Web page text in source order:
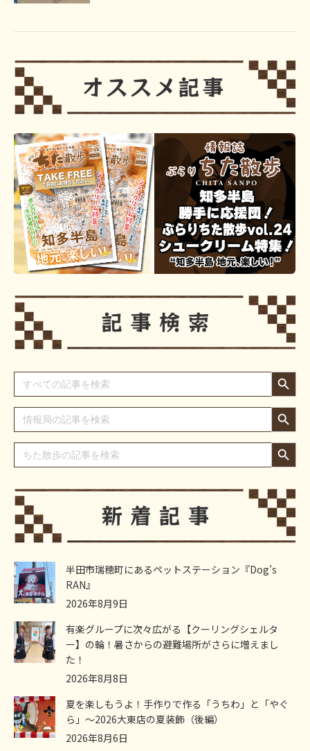
Search
for:
Search Button
Search
for:
Search Button
Search
for:
Search Button
半田市瑞穂町にあるペットステーション『Dog’s
RAN』
2026年8月9日
有楽グループに次々広がる【クーリングシェルタ
ー】の輪！暑さからの避難場所がさらに増えまし
た！
2026年8月8日
夏を楽しもうよ！手作りで作る「うちわ」と「やぐ
ら」～2026大東店の夏装飾（後編）
2026年8月6日